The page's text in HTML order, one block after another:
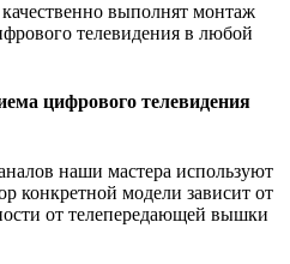
выполнят монтаж
телевидения в любой
цифрового телевидения
наши мастера используют
конкретной модели зависит от
от телепередающей вышки